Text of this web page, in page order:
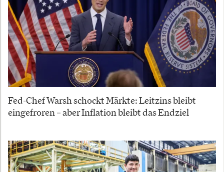
Fed-Chef Warsh schockt Märkte: Leitzins bleibt
eingefroren – aber Inflation bleibt das Endziel